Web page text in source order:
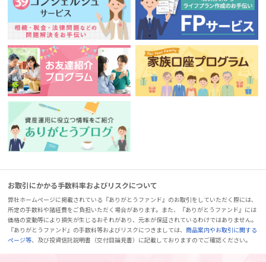
お取引にかかる手数料率およびリスクについて
弊社ホームページに掲載されている『ありがとうファンド』のお取引をしていただく際には、
所定の手数料や諸経費をご負担いただく場合があります。また、『ありがとうファンド』には
価格の変動等により損失が生じるおそれがあり、元本が保証されているわけではありません。
『ありがとうファンド』の手数料等およびリスクにつきましては、商品案内やお取引に関する
ページ等、及び投資信託説明書（交付目論見書）に記載しておりますのでご確認ください。